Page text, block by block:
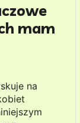
mam
na